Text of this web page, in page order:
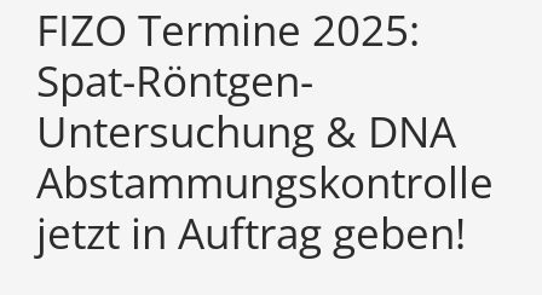
FIZO Termine 2025:
Spat-Röntgen-
Untersuchung & DNA
Abstammungskontrolle
jetzt in Auftrag geben!